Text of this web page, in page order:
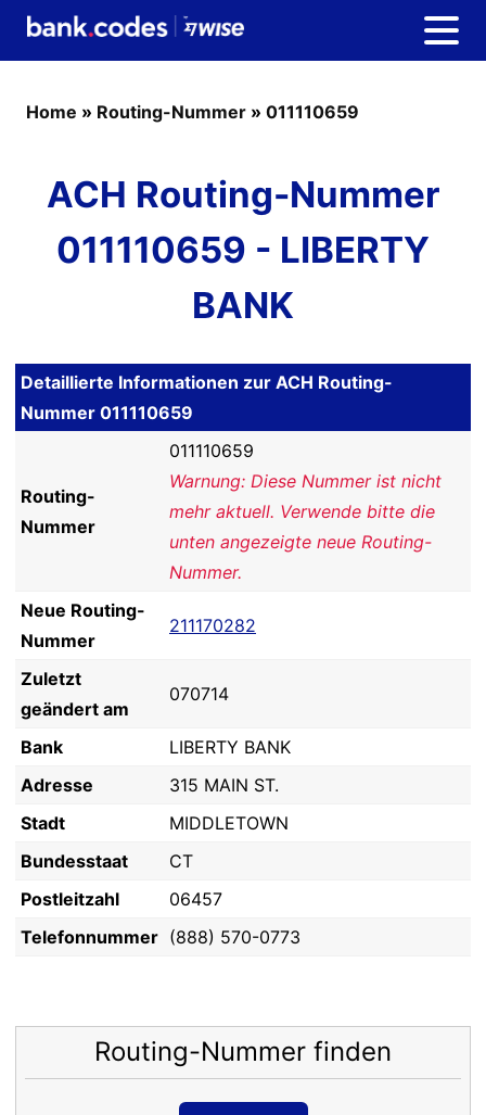
Home » Routing-Nummer » 011110659
ACH Routing-Nummer
011110659 - LIBERTY
BANK
Detaillierte Informationen zur ACH Routing-
Nummer 011110659
Routing-
Nummer
011110659
Warnung: Diese Nummer ist nicht
mehr aktuell. Verwende bitte die
unten angezeigte neue Routing-
Nummer.
Neue Routing-
Nummer
211170282
Zuletzt
geändert am
070714
Bank
LIBERTY BANK
Adresse
315 MAIN ST.
Stadt
MIDDLETOWN
Bundesstaat
CT
Postleitzahl
06457
Telefonnummer (888) 570-0773
Routing-Nummer finden